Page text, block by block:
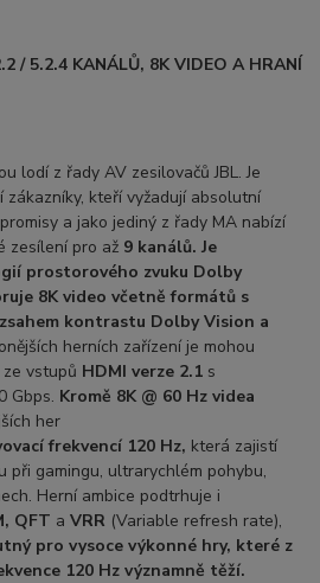
/ 5.2.4 KANÁLŮ, 8K VIDEO A HRANÍ
lodí z řady AV zesilovačů JBL. Je
zákazníky, kteří vyžadují absolutní
a jako jediný z řady MA nabízí
zesílení pro až 9 kanálů. Je
prostorového zvuku Dolby
8K video včetně formátů s
kontrastu Dolby Vision a
herních zařízení je mohou
vstupů HDMI verze 2.1 s
Gbps. Kromě 8K @ 60 Hzvidea
her
frekvencí 120 Hz, která zajistí
při gamingu, ultrarychlém pohybu,
Herní ambice podtrhuje i
QFT a VRR (Variable refresh rate),
pro vysoce výkonné hry, které z
120 Hzvýznamně těží.